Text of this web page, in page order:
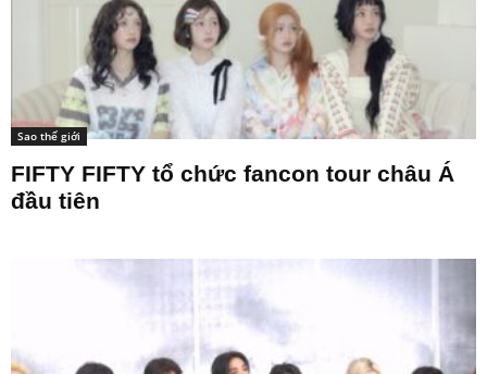
Sao thế giới
FIFTY FIFTY tổ chức fancon tour châu Á
đầu tiên